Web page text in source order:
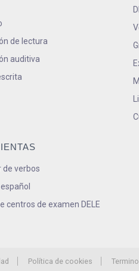
de lectura
auditiva
de verbos
centros de examen DELE
Política de cookies